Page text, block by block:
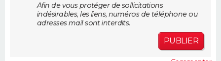
Afin de vous protéger de sollicitations
indésirables, les liens, numéros de téléphone ou
adresses mail sont interdits.
PUBLIER